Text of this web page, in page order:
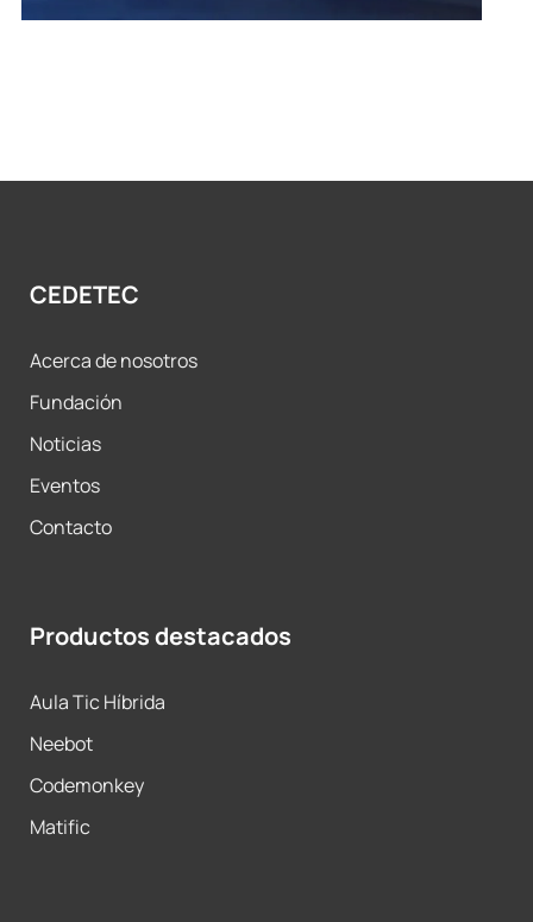
CEDETEC
Acerca de nosotros
Fundación
Noticias
Eventos
Contacto
Productos destacados
Aula Tic Híbrida
Neebot
Codemonkey
Matific